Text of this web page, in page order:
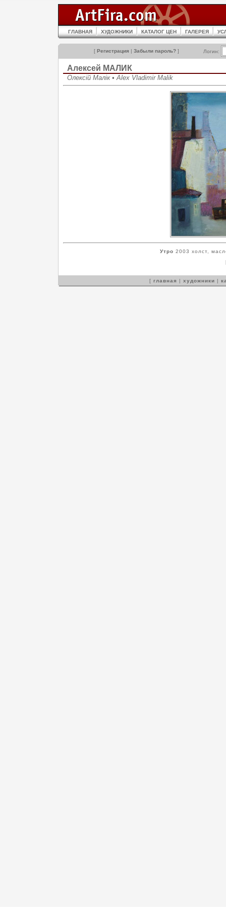
ГЛАВНАЯ ХУДОЖНИКИ КАТАЛОГ ЦЕН ГАЛЕРЕЯ
[ Регистрация | Забыли пароль? ] Логин:
Алексей МАЛИК
Олексій Малік • Alex Vladimir Malik
Утро 2003 холст,
[ главная | художники |